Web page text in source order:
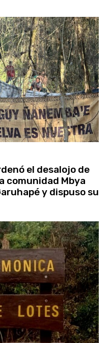
el desalojo de
comunidad Mbya
y dispuso su